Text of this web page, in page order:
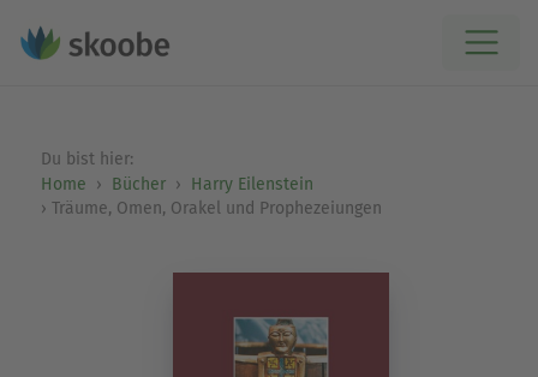
Du bist hier:
Home
Bücher
Harry Eilenstein
Träume, Omen, Orakel und Prophezeiungen